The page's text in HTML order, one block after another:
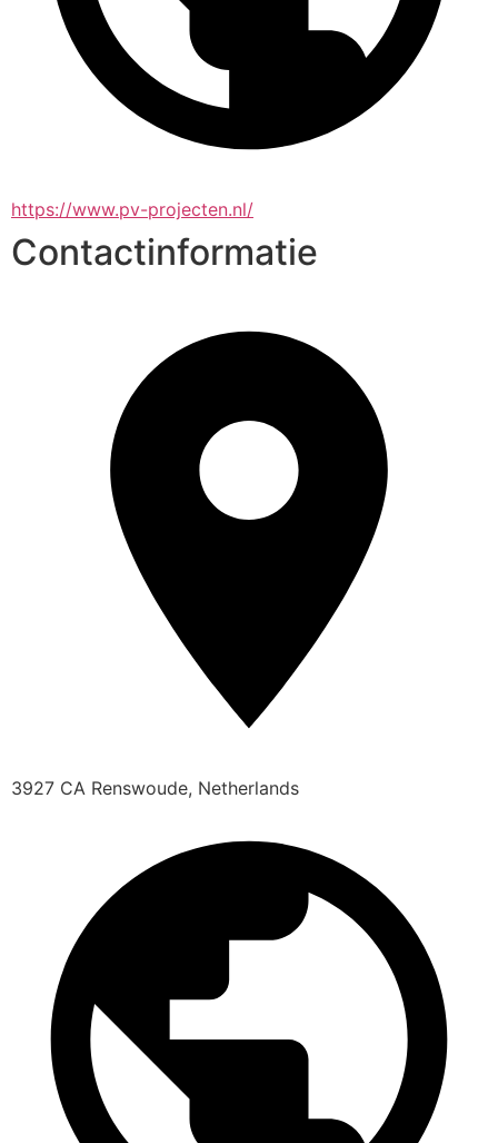
https://www.pv-projecten.nl/
Contactinformatie
3927 CA Renswoude, Netherlands